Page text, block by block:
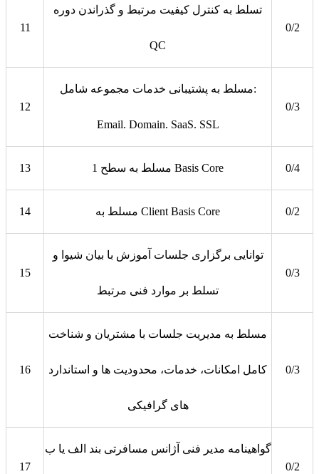
11
تسلط به کنترل کیفیت مرتبط و گذراندن دوره
QC
0/2
12
مسلط به پشتیبانی خدمات مجموعه شامل:
Email. Domain. SaaS. SSL
0/3
13 مسلط به سطح 1 Basis Core 0/4
14 مسلط به Client Basis Core 0/2
15
توانایی برگزاری جلسات آموزش با بیان شیوا و
تسلط بر موارد فنی مرتبط
0/3
16
مسلط به مدیریت جلسات با مشتریان و شناخت
کامل امکانات، خدمات، محدودیت ها و استاندارد
های گرافیکی
0/3
17
گواهینامه مدیر فنی آژانس مسافرتی بند الف یا ب
0/2